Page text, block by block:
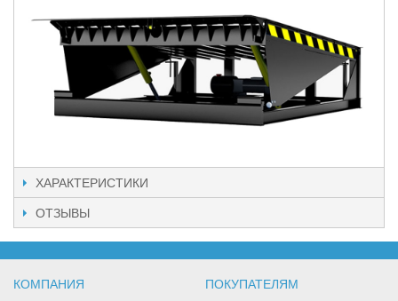
ХАРАКТЕРИСТИКИ
ОТЗЫВЫ
КОМПАНИЯ ПОКУПАТЕЛЯМ